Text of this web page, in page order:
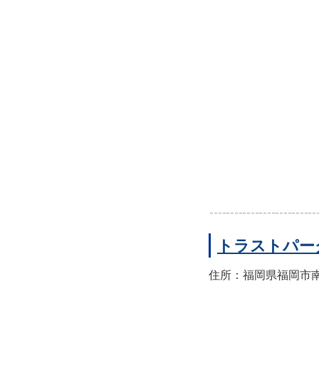
トラストパ
住所：福岡県福岡市